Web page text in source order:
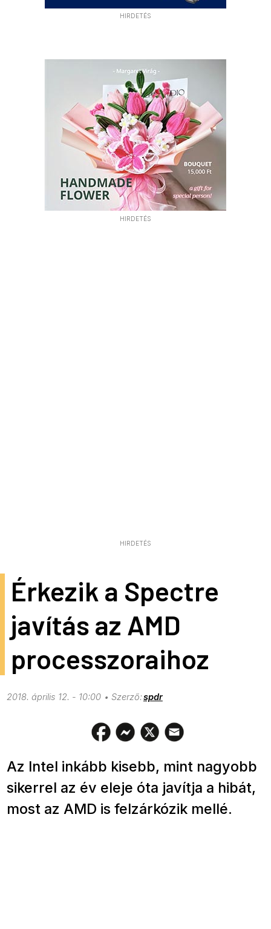
HIRDETÉS
HIRDETÉS
HIRDETÉS
Érkezik a Spectre
javítás az AMD
processzoraihoz
2018. április 12. - 10:00 spdr
Az Intel inkább kisebb, mint nagyobb
sikerrel az év eleje óta javítja a hibát,
most az AMD is felzárkózik mellé.